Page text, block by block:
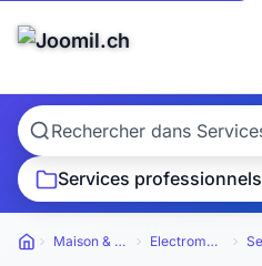
Services professionnels
Petites annonces
Maison & Jardin Electroménager